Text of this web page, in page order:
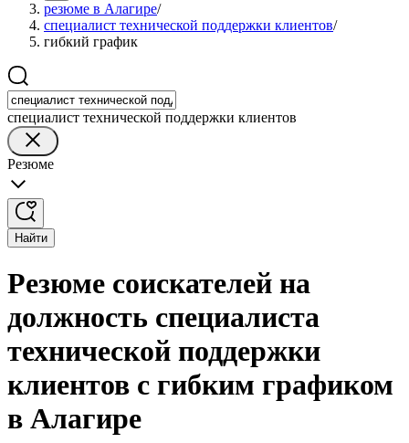
резюме в Алагире/
специалист технической поддержки клиентов/
гибкий график
специалист технической поддержки клиентов
Резюме
Найти
Резюме соискателей на
должность специалиста
технической поддержки
клиентов с гибким графиком
в Алагире